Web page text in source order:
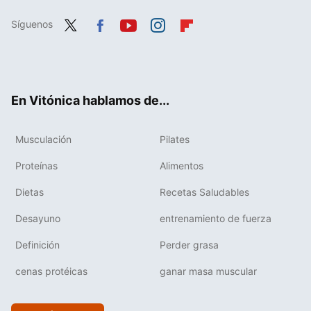
Síguenos
En Vitónica hablamos de...
Musculación Pilates
Proteínas Alimentos
Dietas Recetas Saludables
Desayuno entrenamiento de fuerza
Definición Perder grasa
cenas protéicas ganar masa muscular